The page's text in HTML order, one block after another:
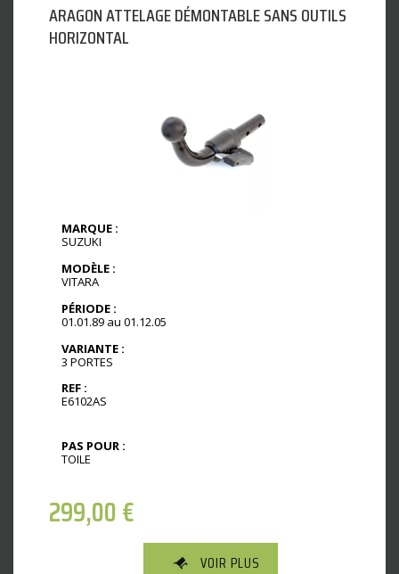
ARAGON ATTELAGE DÉMONTABLE SANS OUTILS
HORIZONTAL
MARQUE :
SUZUKI
MODÈLE :
VITARA
PÉRIODE :
01.01.89 au 01.12.05
VARIANTE :
3 PORTES
REF :
E6102AS
PAS POUR :
TOILE
299,00€
VOIR PLUS